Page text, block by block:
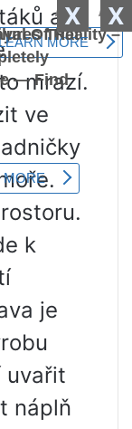
X
X
a
mrazí.
ve
k
je
uvařit
náplň